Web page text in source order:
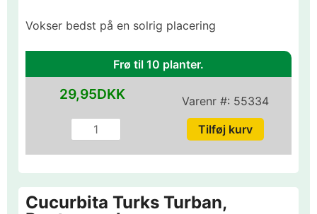
Vokser bedst på en solrig placering
Frø til 10 planter.
Varenr #: 55334
29,95DKK
Cucurbita Turks Turban,